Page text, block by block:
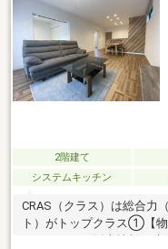
渡し後のアフターサポー
来的な売却・賃貸等の運用
2階建て
システムキッチン
CRAS（クラス）は総合力
ト）がトップクラス①【